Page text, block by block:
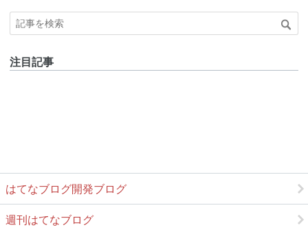
注目記事
はてなブログ開発ブログ
週刊はてなブログ